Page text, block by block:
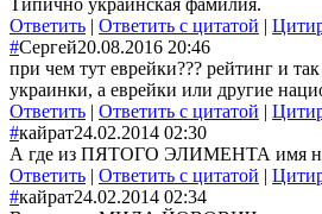
Ответить | Ответить с цитатой |
#Сергей20.08.2016 20:46
при чем тут еврейки??? рейтинг и
украинки, а еврейки или другие
Ответить | Ответить с цитатой |
#кайрат24.02.2014 02:30
А где из ПЯТОГО ЭЛИМЕНТА имя не
Ответить | Ответить с цитатой |
#кайрат24.02.2014 02:34